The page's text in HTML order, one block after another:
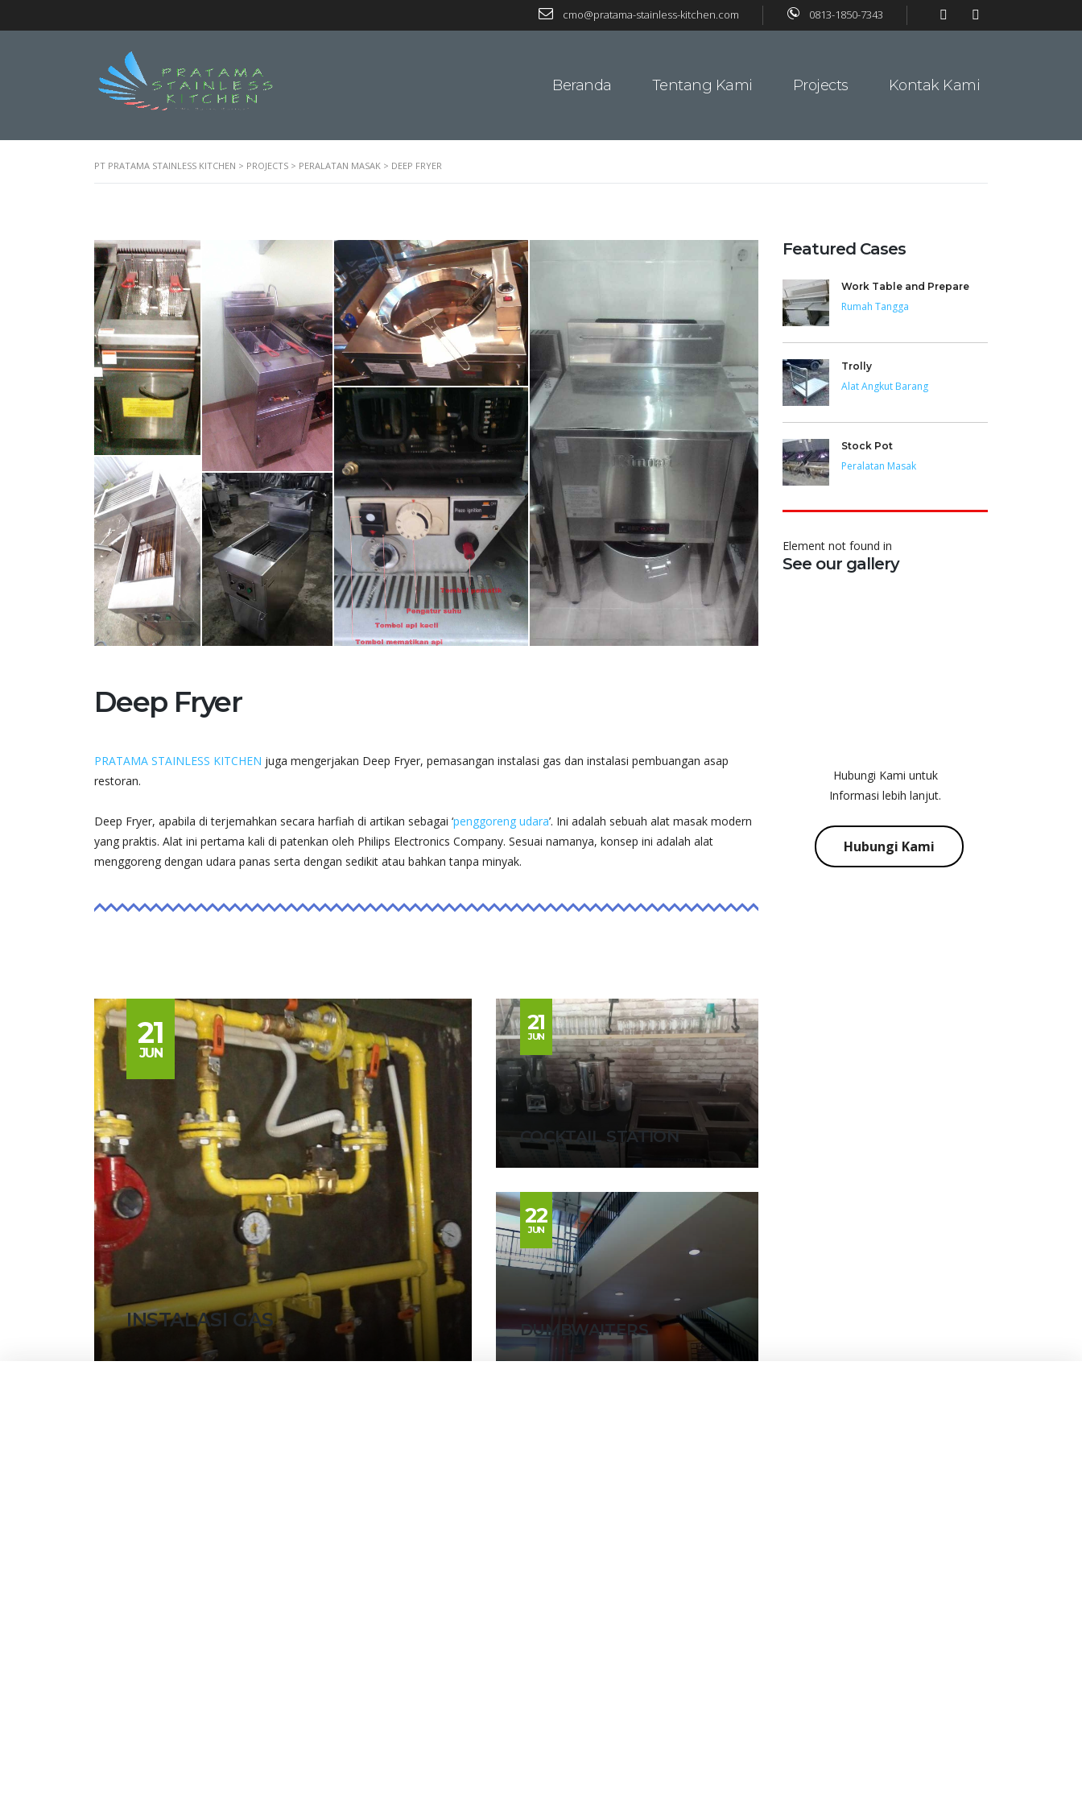
cmo@pratama-stainless-kitchen.com 0813-1850-7343
Beranda Tentang Kami Projects Kontak Kami
PT PRATAMA STAINLESS KITCHEN > PROJECTS > PERALATAN MASAK > DEEP FRYER
Deep Fryer
PRATAMA STAINLESS KITCHEN juga mengerjakan Deep Fryer, pemasangan instalasi gas dan instalasi pembuangan asap
restoran.
Deep Fryer, apabila di terjemahkan secara harfiah di artikan sebagai ‘penggoreng udara’. Ini adalah sebuah alat masak modern
yang praktis. Alat ini pertama kali di patenkan oleh Philips Electronics Company. Sesuai namanya, konsep ini adalah alat
menggoreng dengan udara panas serta dengan sedikit atau bahkan tanpa minyak.
21
JUN
INSTALASI GAS
21
JUN
COCKTAIL STATION
22
JUN
DUMBWAITERS
Featured Cases
Work Table and Prepare
Rumah Tangga
Trolly
Alat Angkut Barang
Stock Pot
Peralatan Masak
Element not found in
See our gallery
Hubungi Kami untuk
Informasi lebih lanjut.
Hubungi Kami